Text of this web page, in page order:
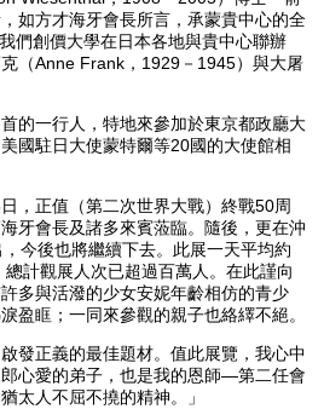
如方才海牙會長所言，承蒙貴中心的全
們創價大學在日本各地與貴中心聯辦
（Anne Frank，1929－1945）與大屠
一行人，特地來參加於東京都政廳大
國駐日大使蒙特爾等20國的大使館相
正值（第二次世界大戰）終戰50周
牙會長及諸多來賓蒞臨。隨後，更在沖
今後也將繼續下去。此展一天平均約
計觀展人次已超過百萬人。在此謹向
多與活潑的少女安妮年齡相仿的青少
盈眶；一同來參觀的親子也絡繹不絕。
正義的最佳題材。值此展覽，我心中
心愛的弟子，也是我的恩師—第二任會
太人不屈不撓的精神。」